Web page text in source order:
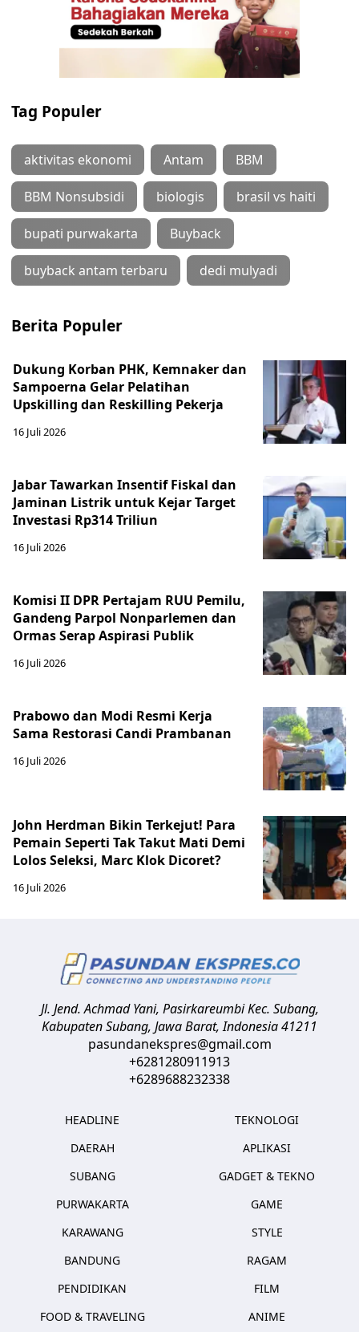
Tag Populer
aktivitas ekonomi Antam BBM
BBM Nonsubsidi biologis brasil vs haiti
bupati purwakarta Buyback
buyback antam terbaru dedi mulyadi
Berita Populer
Dukung Korban PHK, Kemnaker dan
Sampoerna Gelar Pelatihan
Upskilling dan Reskilling Pekerja
16 Juli 2026
Jabar Tawarkan Insentif Fiskal dan
Jaminan Listrik untuk Kejar Target
Investasi Rp314 Triliun
16 Juli 2026
Komisi II DPR Pertajam RUU Pemilu,
Gandeng Parpol Nonparlemen dan
Ormas Serap Aspirasi Publik
16 Juli 2026
Prabowo dan Modi Resmi Kerja
Sama Restorasi Candi Prambanan
16 Juli 2026
John Herdman Bikin Terkejut! Para
Pemain Seperti Tak Takut Mati Demi
Lolos Seleksi, Marc Klok Dicoret?
16 Juli 2026
Jl. Jend. Achmad Yani, Pasirkareumbi Kec. Subang,
Kabupaten Subang, Jawa Barat,Indonesia41211
pasundanekspres@gmail.com
+6281280911913
+6289688232338
HEADLINE
DAERAH
SUBANG
PURWAKARTA
KARAWANG
BANDUNG
PENDIDIKAN
FOOD & TRAVELING
TEKNOLOGI
APLIKASI
GADGET & TEKNO
GAME
STYLE
RAGAM
FILM
ANIME